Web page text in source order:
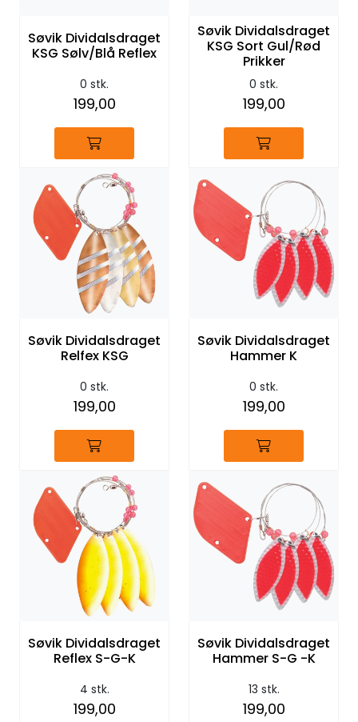
Søvik Dividalsdraget
KSG Sølv/Blå Reflex
0 stk.
199,00
Søvik Dividalsdraget
KSG Sort Gul/Rød
Prikker
0 stk.
199,00
Søvik Dividalsdraget
Relfex KSG
0 stk.
199,00
Søvik Dividalsdraget
Hammer K
0 stk.
199,00
Søvik Dividalsdraget
Reflex S-G-K
4 stk.
199,00
Søvik Dividalsdraget
Hammer S-G -K
13 stk.
199,00